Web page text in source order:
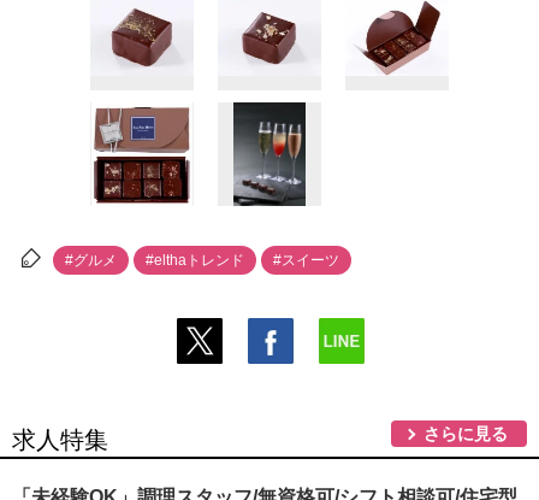
#グルメ #elthaトレンド #スイーツ
求人特集 さらに見る